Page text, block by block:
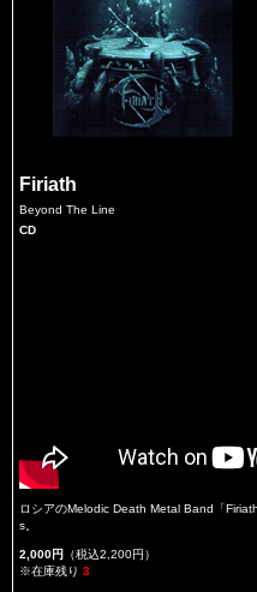
Firiath
Beyond The Line
CD
ロシアのMelodic Death Metal Band「
s。
2,000円 （税込2,200円）
※在庫残り 3